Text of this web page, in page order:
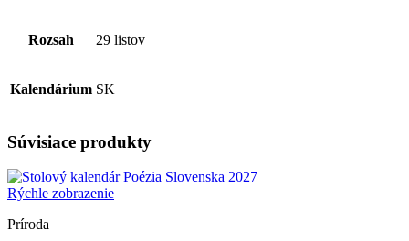
Rozsah 29 listov
Kalendárium SK
Súvisiace produkty
Rýchle zobrazenie
Príroda